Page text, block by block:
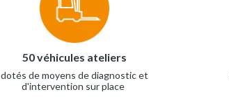
50 véhicules ateliers
dotés de moyens de diagnostic et
d'intervention sur place